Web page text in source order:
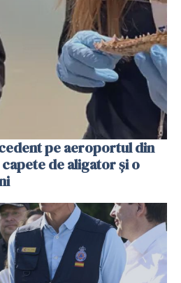
pe aeroportul din
de aligator și o